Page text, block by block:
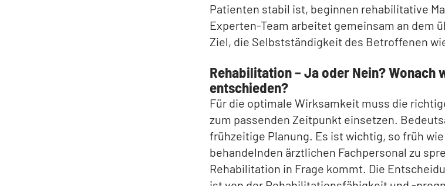
Patienten stabil ist, beginnen rehabilitative
Experten-Team arbeitet gemeinsam an dem
Ziel, die Selbstständigkeit des Betroffenen
Rehabilitation – Ja oder Nein? Wonach
entschieden?
Für die optimale Wirksamkeit muss die
zum passenden Zeitpunkt einsetzen.
frühzeitige Planung. Es ist wichtig, so früh
behandelnden ärztlichen Fachpersonal zu
Rehabilitation in Frage kommt. Die